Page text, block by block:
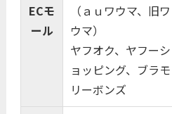
ECモ
ール
（ａｕワウマ、旧ワ
ウマ）
ヤフオク、ヤフーシ
ョッピング、ブラモ
リーボンズ